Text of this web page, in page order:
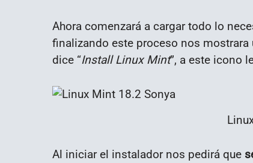
Ahora comenzará a cargar todo lo
finalizando este proceso nos
dice “Install Linux Mint”, a este icono
Al iniciar el instalador nos pedirá que